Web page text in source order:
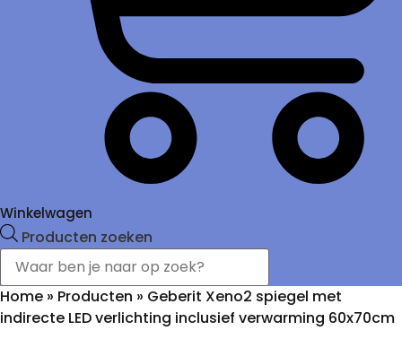
Winkelwagen
Producten zoeken
Home » Producten » Geberit Xeno2 spiegel met
indirecte LED verlichting inclusief verwarming 60x70cm